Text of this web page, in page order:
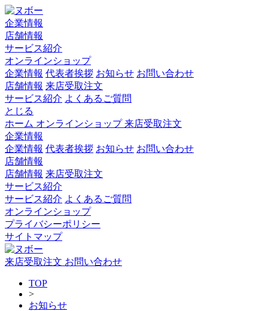
企業情報
店舗情報
サービス紹介
オンラインショップ
企業情報 代表者挨拶 お知らせ お問い合わせ
店舗情報 来店受取注文
サービス紹介 よくあるご質問
とじる
ホーム オンラインショップ来店受取注文
企業情報
企業情報 代表者挨拶 お知らせ お問い合わせ
店舗情報
店舗情報 来店受取注文
サービス紹介
サービス紹介 よくあるご質問
オンラインショップ
プライバシーポリシー
サイトマップ
来店受取注文 お問い合わせ
TOP
>
お知らせ